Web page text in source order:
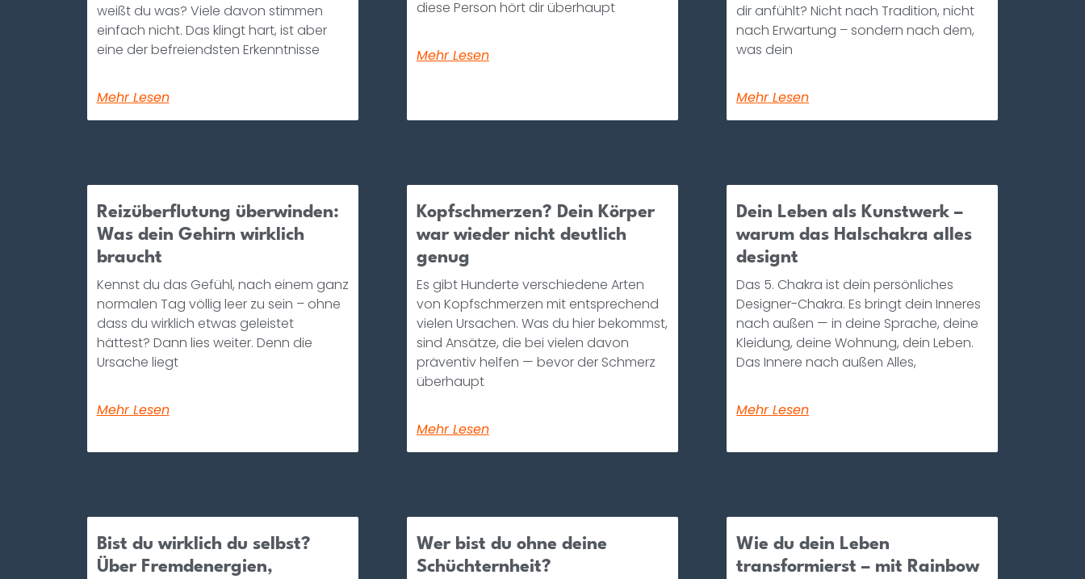
weißt du was? Viele davon stimmen
einfach nicht. Das klingt hart, ist aber
eine der befreiendsten Erkenntnisse
Mehr Lesen
diese Person hört dir überhaupt
Mehr Lesen
dir anfühlt? Nicht nach Tradition, nicht
nach Erwartung – sondern nach dem,
was dein
Mehr Lesen
Reizüberflutung überwinden:
Was dein Gehirn wirklich
braucht
Kennst du das Gefühl, nach einem ganz
normalen Tag völlig leer zu sein – ohne
dass du wirklich etwas geleistet
hättest? Dann lies weiter. Denn die
Ursache liegt
Mehr Lesen
Kopfschmerzen? Dein Körper
war wieder nicht deutlich
genug
Es gibt Hunderte verschiedene Arten
von Kopfschmerzen mit entsprechend
vielen Ursachen. Was du hier bekommst,
sind Ansätze, die bei vielen davon
präventiv helfen — bevor der Schmerz
überhaupt
Mehr Lesen
Dein Leben als Kunstwerk –
warum das Halschakra alles
designt
Das 5. Chakra ist dein persönliches
Designer-Chakra. Es bringt dein Inneres
nach außen — in deine Sprache, deine
Kleidung, deine Wohnung, dein Leben.
Das Innere nach außen Alles,
Mehr Lesen
Bist du wirklich du selbst?
Über Fremdenergien,
Wer bist du ohne deine
Schüchternheit?
Wie du dein Leben
transformierst – mit Rainbow